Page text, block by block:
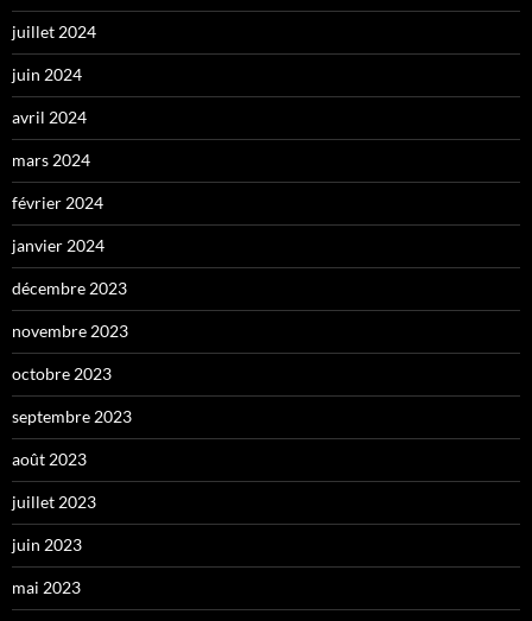
juillet 2024
juin 2024
avril 2024
mars 2024
février 2024
janvier 2024
décembre 2023
novembre 2023
octobre 2023
septembre 2023
août 2023
juillet 2023
juin 2023
mai 2023